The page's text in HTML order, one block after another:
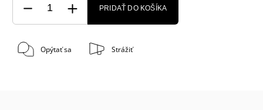
PRIDAŤ DO KOŠÍKA
Opýtať sa Strážiť